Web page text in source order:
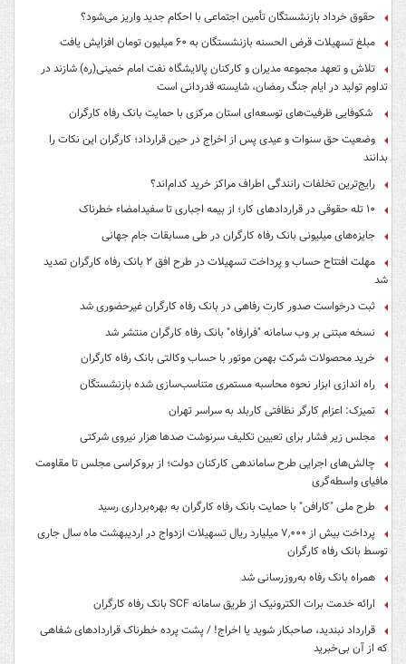
حقوق خرداد بازنشستگان تأمین اجتماعی با احکام جدید واریز می‌شود؟
مبلغ تسهیلات قرض الحسنه بازنشستگان به ۶۰ میلیون تومان افزایش یافت
تلاش و تعهد مجموعه مدیران و کارکنان پالایشگاه نفت امام خمینی(ره) شازند در
تداوم تولید در ایام جنگ رمضان، شایسته قدردانی است
شکوفایی ظرفیت‌های توسعه‌ای استان مرکزی با حمایت بانک رفاه کارگران
وضعیت حق سنوات و عیدی پس از اخراج در حین قرارداد؛ کارگران این نکات را
بدانند
رایج‌ترین تخلفات رانندگی اطراف مراکز خرید کدام‌اند؟
۱۰ تله حقوقی در قراردادهای کار؛ از بیمه اجباری تا سفیدامضاء خطرناک
جایزه‌های میلیونی بانک رفاه کارگران در طی مسابقات جام جهانی
مهلت افتتاح حساب و پرداخت تسهیلات در طرح افق ۲ بانک رفاه کارگران تمدید
شد
ثبت درخواست صدور کارت رفاهی در بانک رفاه کارگران غیرحضوری شد
نسخه مبتنی بر وب سامانه "فرارفاه" بانک رفاه کارگران منتشر شد
خرید محصولات شرکت بهمن موتور با حساب وکالتی بانک رفاه کارگران
راه اندازی ابزار نحوه محاسبه مستمری متناسب‌سازی شده بازنشستگان
تمیزک: اعزام کارگر نظافتی کاربلد به سراسر تهران
مجلس زیر فشار برای تعیین تکلیف سرنوشت صدها هزار نیروی شرکتی
چالش‌های اجرایی طرح ساماندهی کارکنان دولت؛ از بروکراسی مجلس تا مقاومت
مافیای واسطه‌گری
طرح ملی "کارافن" با حمایت بانک رفاه کارگران به بهره‌برداری رسید
پرداخت بیش از ۷,۰۰۰ میلیارد ریال تسهیلات ازدواج در اردیبهشت ماه سال جاری
توسط بانک رفاه کارگران
همراه بانک رفاه به‌روزرسانی شد
ارائه خدمت برات الکترونیک از طریق سامانه SCF بانک رفاه کارگران
قرارداد نبندید، صاحبکار شوید یا اخراج! / پشت پرده خطرناک قراردادهای شفاهی
که از آن بی‌خبرید